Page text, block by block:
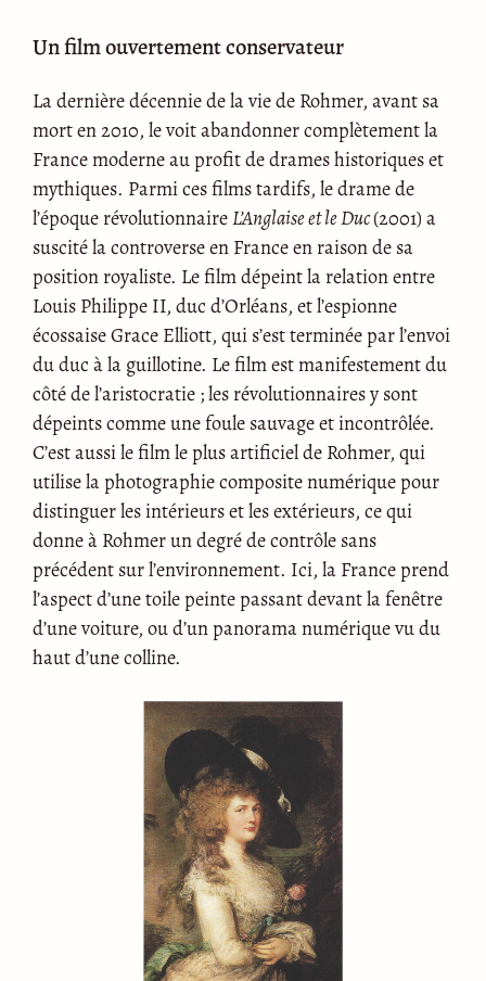
Un film ouvertement conservateur
La dernière décennie de la vie de Rohmer, avant sa
mort en 2010, le voit abandonner complètement la
France moderne au profit de drames historiques et
mythiques. Parmi ces films tardifs, le drame de
l’époque révolutionnaireL’Anglaise et le Duc(2001) a
suscité la controverse en France en raison de sa
position royaliste. Le film dépeint la relation entre
Louis Philippe II, duc d’Orléans, et l’espionne
écossaise Grace Elliott, qui s’est terminée par l’envoi
du duc à la guillotine. Le film est manifestement du
côté de l’aristocratie ; les révolutionnaires y sont
dépeints comme une foule sauvage et incontrôlée.
C’est aussi le film le plus artificiel de Rohmer, qui
utilise la photographie composite numérique pour
distinguer les intérieurs et les extérieurs, ce qui
donne à Rohmer un degré de contrôle sans
précédent sur l’environnement. Ici, la France prend
l’aspect d’une toile peinte passant devant la fenêtre
d’une voiture, ou d’un panorama numérique vu du
haut d’une colline.